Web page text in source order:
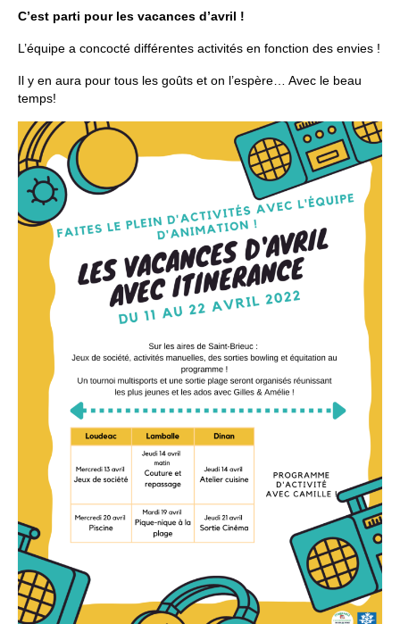
Espace Bénévoles
Le CNED
L’UPS
Actualités
Jeunesse
Espace Numérique
Mieux connaitre les voyageurs
Espace ressources à ITINERANCE
ITINERANCE en vidéos !
Contact
C’est parti pour les vacances d’avril !
L’équipe a concocté différentes activités en fonction des envies !
Il y en aura pour tous les goûts et on l’espère… Avec le beau
temps!